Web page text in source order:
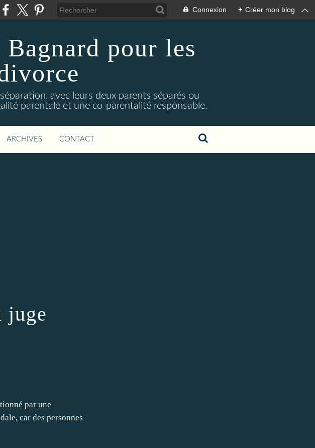
Connexion + Créer mon blog
pour les
avec leurs deux parents séparés ou
parentale et une co-parentalité responsable.
ARCHIVES CONTACT
juge
par une
car des personnes